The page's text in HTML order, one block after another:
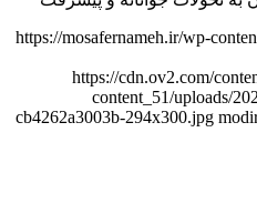
https://mosafernameh.ir/wp-
https://cdn.ov2.com/
content_51/uploads/
cb4262a3003b-294x300.jpg